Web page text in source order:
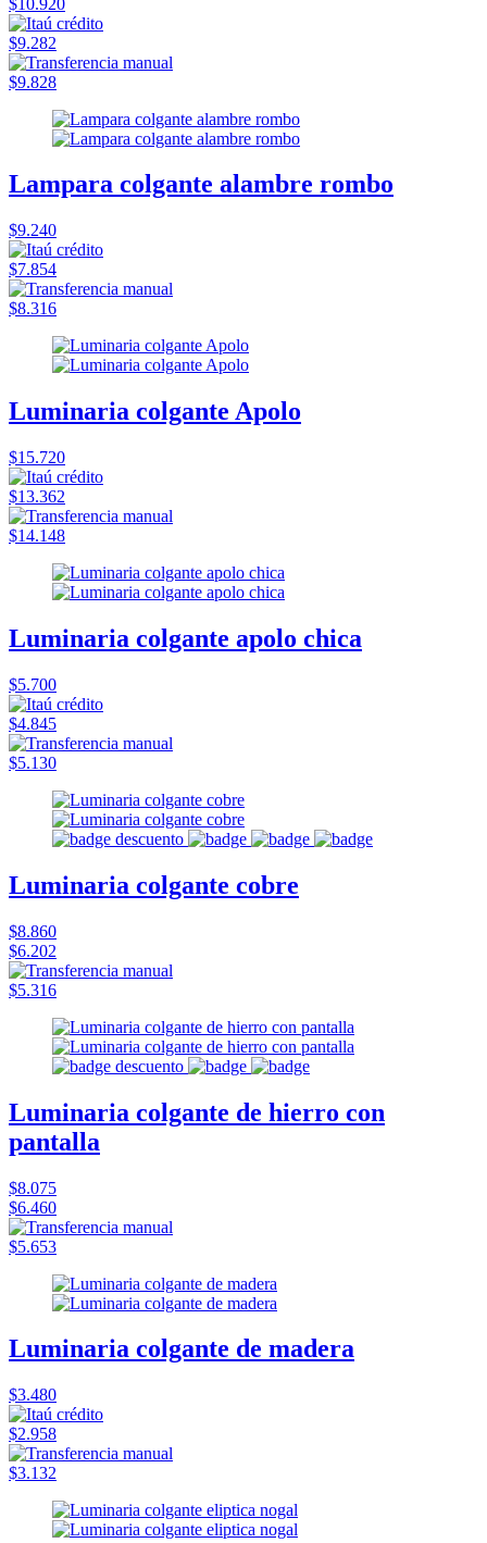
$9.282
$9.828
Lampara colgante alambre rombo
$9.240
$7.854
$8.316
Luminaria colgante Apolo
$15.720
$13.362
$14.148
Luminaria colgante apolo chica
$5.700
$4.845
$5.130
Luminaria colgante cobre
$8.860
$6.202
$5.316
Luminaria colgante de hierro con
pantalla
$8.075
$6.460
$5.653
Luminaria colgante de madera
$3.480
$2.958
$3.132